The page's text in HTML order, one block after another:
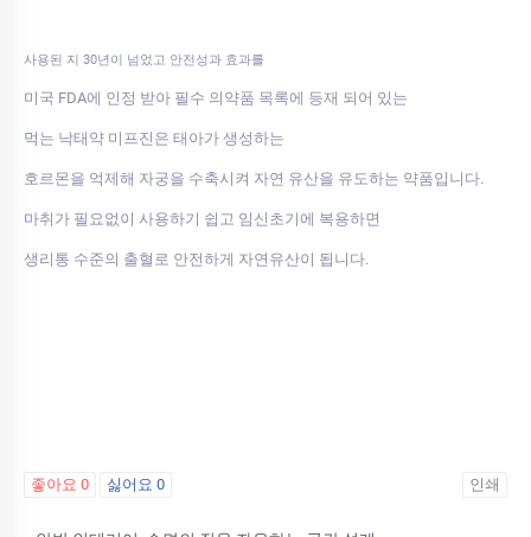
사용된 지 30년이 넘었고 안전성과 효과를
미국 FDA에 인정 받아 필수 의약품 목록에 등재 되어 있는
먹는 낙태약 미프진은 태아가 생성하는
호르몬을 억제해 자궁을 수축시켜 자연 유산을 유도하는 약품입니다.
마취가 필요없이 사용하기 쉽고 임신초기에 복용하면
생리통 수준의 출혈로 안전하게 자연유산이 됩니다.
좋아요 0 싫어요 0 인쇄